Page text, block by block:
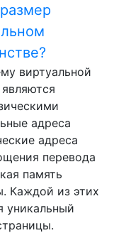
виртуальной
адреса
адреса
перевода
память
Каждой из этих
уникальный